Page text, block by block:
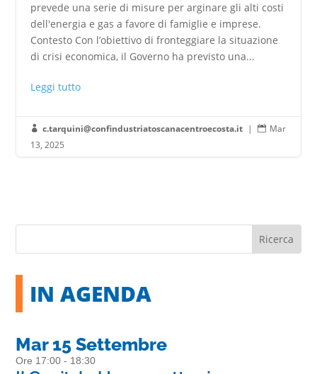
prevede una serie di misure per arginare gli alti costi
dell'energia e gas a favore di famiglie e imprese.
Contesto Con l’obiettivo di fronteggiare la situazione
di crisi economica, il Governo ha previsto una...
Leggi tutto
 c.tarquini@confindustriatoscanacentroecosta.it |  Mar
13, 2025
IN AGENDA
Mar 15 Settembre
Ore 17:00 - 18:30